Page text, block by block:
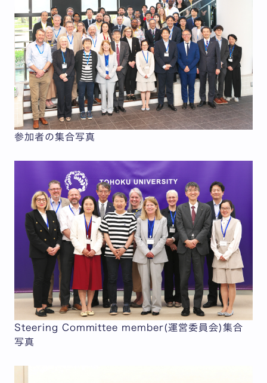
参加者の集合写真
Steering Committee member(運営委員会)集合
写真